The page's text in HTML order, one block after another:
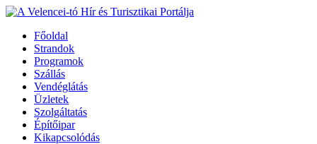
Főoldal
Strandok
Programok
Szállás
Vendéglátás
Üzletek
Szolgáltatás
Építőipar
Kikapcsolódás